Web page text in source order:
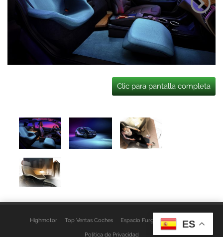
Clic para pantalla completa
Highmotor Top Ventas Coches Espacio Furgo Aviso Legal
Política de Privacidad
ES